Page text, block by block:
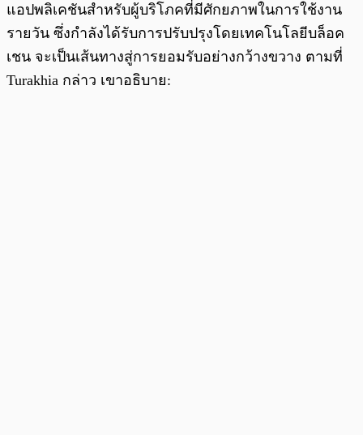
แอปพลิเคชันสำหรับผู้บริโภคที่มีศักยภาพในการใช้งาน
รายวัน ซึ่งกำลังได้รับการปรับปรุงโดยเทคโนโลยีบล็อค
เชน จะเป็นเส้นทางสู่การยอมรับอย่างกว้างขวาง ตามที่
Turakhia กล่าว เขาอธิบาย: